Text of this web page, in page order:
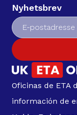
Nyhetsbrev
Oficinas de ETA
información de